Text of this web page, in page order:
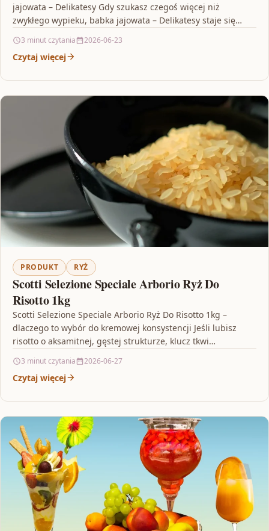
jajowata – Delikatesy Gdy szukasz czegoś więcej niż
zwykłego wypieku, babka jajowata – Delikatesy staje się
3 minut czytania 2026-06-23
Czytaj więcej
PRODUKT RYŻ
Scotti Selezione Speciale Arborio Ryż Do
Risotto 1kg
Scotti Selezione Speciale Arborio Ryż Do Risotto 1kg –
dlaczego to wybór do kremowej konsystencji Jeśli lubisz
risotto o aksamitnej, gęstej strukturze, klucz tkwi…
3 minut czytania 2026-06-27
Czytaj więcej